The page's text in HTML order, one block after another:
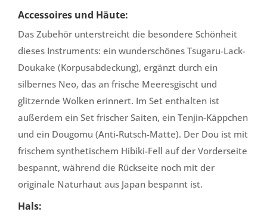
Accessoires und Häute:
Das Zubehör unterstreicht die besondere Schönheit
dieses Instruments: ein wunderschönes Tsugaru-Lack-
Doukake (Korpusabdeckung), ergänzt durch ein
silbernes Neo, das an frische Meeresgischt und
glitzernde Wolken erinnert. Im Set enthalten ist
außerdem ein Set frischer Saiten, ein Tenjin-Käppchen
und ein Dougomu (Anti-Rutsch-Matte). Der Dou ist mit
frischem synthetischem Hibiki-Fell auf der Vorderseite
bespannt, während die Rückseite noch mit der
originale Naturhaut aus Japan bespannt ist.
Hals: